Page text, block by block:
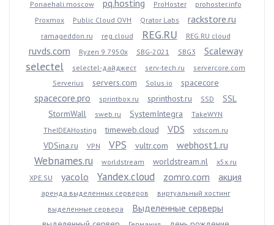
Ponaehali.moscow pq.hosting ProHoster
prohoster.info
Proxmox
Public Cloud OVH Qrator Labs rackstore.ru
ramageddon.ru reg.cloud REG.RU REG.RU cloud
ruvds.com Ryzen 9 7950x SBG-2021 SBG3 Scaleway
selectel selectel-дайджест serv-tech.ru
servercore.com
Serverius
servers.com Solus.io spacecore
spacecore.pro sprintbox.ru sprinthost.ru SSD
SSL
StormWall
sweb.ru SystemIntegra
TakeWYN
TheIDEAHosting
timeweb.cloud VDS vdscom.ru
VDSina.ru VPN VPS vultr.com webhost1.ru
Webnames.ru worldstream worldstream.nl
x5x.ru
XPE.SU
yacolo Yandex.cloud zomro.com акция
аренда выделенных серверов
виртуальный хостинг
выделенные сервера
Выделенные серверы